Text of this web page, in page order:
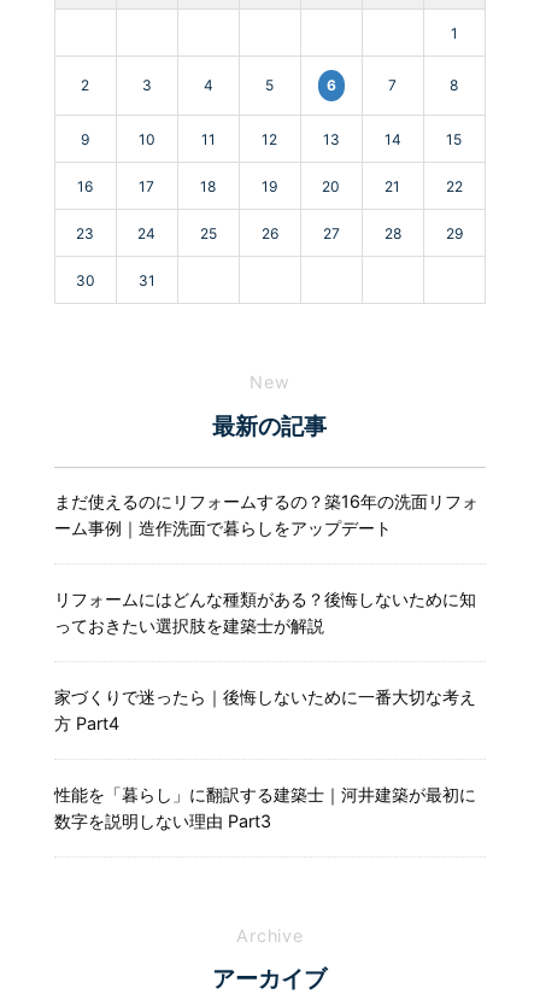
1
2 3 4 5 6 7 8
9 10 11 12 13 14 15
16 17 18 19 20 21 22
23 24 25 26 27 28 29
30 31
New
最新の記事
まだ使えるのにリフォームするの？築16年の洗面リフォ
ーム事例｜造作洗面で暮らしをアップデート
リフォームにはどんな種類がある？後悔しないために知
っておきたい選択肢を建築士が解説
家づくりで迷ったら｜後悔しないために一番大切な考え
方 Part4
性能を「暮らし」に翻訳する建築士｜河井建築が最初に
数字を説明しない理由 Part3
Archive
アーカイブ